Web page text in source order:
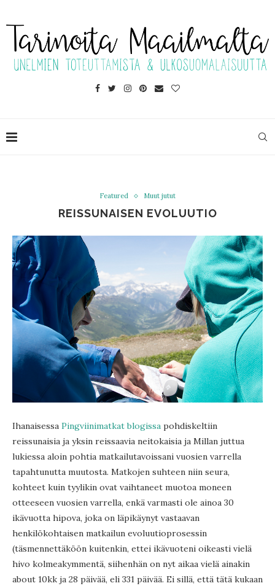
Featured Muut jutut
REISSUNAISEN EVOLUUTIO
Ihanaisessa Pingviinimatkat blogissa pohdiskeltiin
reissunaisia ja yksin reissaavia neitokaisia ja Millan juttua
lukiessa aloin pohtia matkailutavoissani vuosien varrella
tapahtunutta muutosta. Matkojen suhteen niin seura,
kohteet kuin tyylikin ovat vaihtaneet muotoa moneen
otteeseen vuosien varrella, enkä varmasti ole ainoa 30
ikävuotta hipova, joka on läpikäynyt vastaavan
henkilökohtaisen matkailun evoluutioprosessin
(täsmennettäköön kuitenkin, ettei ikävuoteni oikeasti vielä
hivo kolmeakymmentä, siihenhän on nyt aikaa vielä ainakin
about 10kk ja 28 päivää, eli 331 päivää. Ei sillä, että tätä kukaan